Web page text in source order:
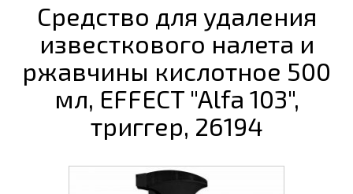
Средство для удаления
известкового налета и
ржавчины кислотное 500
мл, EFFECT "Alfa 103",
триггер, 26194